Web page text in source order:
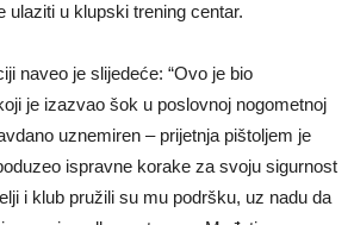
ulaziti u klupski trening centar.
naveo je slijedeće: “Ovo je bio
je izazvao šok u poslovnoj nogometnoj
uznemiren – prijetnja pištoljem je
ispravne korake za svoju sigurnost
i klub pružili su mu podršku, uz nadu da